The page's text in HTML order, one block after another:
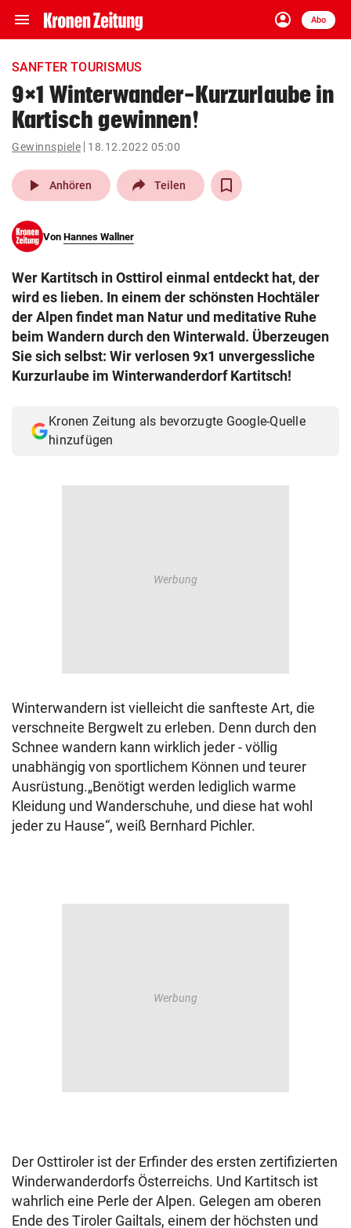
menu Navigation
ein-/ausklappen
account_circle
Anmelden
Abo
close Schließen
account_circle Anmelden
pin_drop
Wien arrow_right
search
eingeben
Muthgasse 2, 1190 Wien
SANFTER TOURISMUS
9×1 Winterwander-Kurzurlaube in
Kartisch gewinnen!
Gewinnspiele 18.12.2022 05:00
play_arrow Anhören Teilen
Von Hannes Wallner
Wer Kartitsch in Osttirol einmal entdeckt hat, der
wird es lieben. In einem der schönsten Hochtäler
der Alpen findet man Natur und meditative Ruhe
beim Wandern durch den Winterwald. Überzeugen
Sie sich selbst: Wir verlosen 9x1 unvergessliche
Kurzurlaube im Winterwanderdorf Kartitsch!
Kronen Zeitung als bevorzugte Google-Quelle
hinzufügen
Winterwandern ist vielleicht die sanfteste Art, die
verschneite Bergwelt zu erleben. Denn durch den
Schnee wandern kann wirklich jeder - völlig
unabhängig von sportlichem Können und teurer
Ausrüstung.„Benötigt werden lediglich warme
Kleidung und Wanderschuhe, und diese hat wohl
jeder zu Hause“, weiß Bernhard Pichler.
Der Osttiroler ist der Erfinder des ersten zertifizierten
Winderwanderdorfs Österreichs. Und Kartitsch ist
wahrlich eine Perle der Alpen. Gelegen am oberen
Ende des Tiroler Gailtals, einem der höchsten und